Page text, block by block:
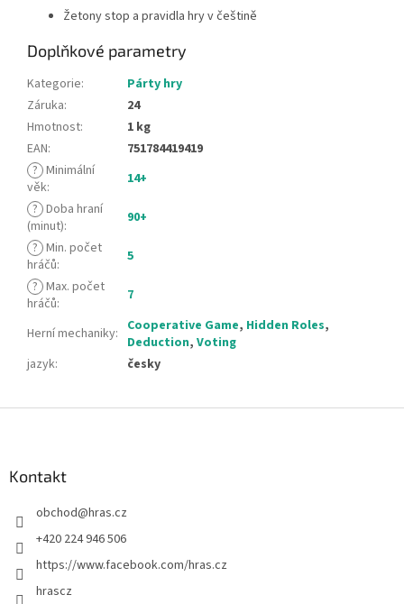
Žetony stop a pravidla hry v češtině
Doplňkové parametry
Kategorie:
Párty hry
Záruka:
24
Hmotnost:
1 kg
EAN:
751784419419
? Minimální
věk:
14+
? Doba hraní
(minut):
90+
? Min. počet
hráčů:
5
? Max. počet
hráčů: 7
Herní mechaniky: Cooperative Game, Hidden Roles,
Deduction, Voting
jazyk: česky
Kontakt
obchod@hras.cz
+420 224 946 506
https://www.facebook.com/hras.cz
hrascz